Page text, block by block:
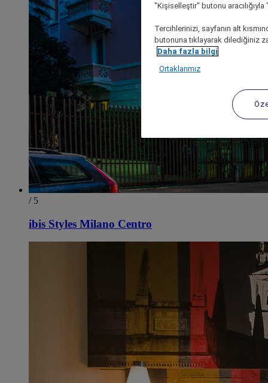
/ 5
ibis Styles Milano Centro
"Kişiselleştir" butonu
Tercihlerinizi, sayfanın alt
butonuna tıklayarak dilediğiniz
Daha fazla bilgi
Ortaklarımız